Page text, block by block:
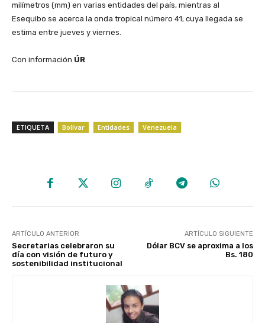
milímetros (mm) en varias entidades del país, mientras al
Esequibo se acerca la onda tropical número 41; cuya llegada se
estima entre jueves y viernes.
‎Con información ÚR
ETIQUETA Bolívar Entidades Venezuela
ARTÍCULO ANTERIOR
Secretarias celebraron su
día con visión de futuro y
sostenibilidad institucional
ARTÍCULO SIGUIENTE
Dólar BCV se aproxima a los
Bs. 180